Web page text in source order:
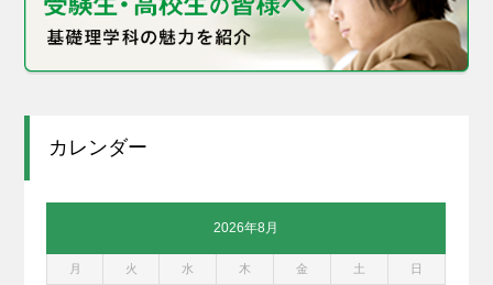
カレンダー
2026年8月
月 火 水 木 金 土 日